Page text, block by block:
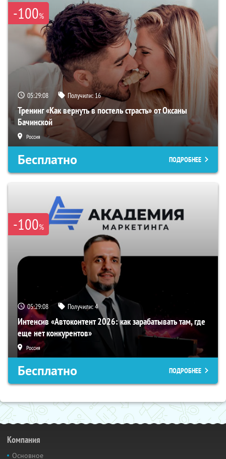
-100%
05:29:07 Получили:16
Тренинг «Как вернуть в постель страсть» от Оксаны
Бачинской
Россия
Бесплатно ПОДРОБНЕЕ
-100%
05:29:07 Получили:4
Интенсив «Автоконтент 2026: как зарабатывать там, где
еще нет конкурентов»
Россия
Бесплатно ПОДРОБНЕЕ
Компания
Основное